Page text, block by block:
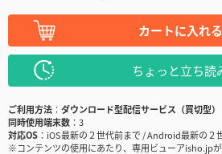
カートに入れる
ちょっと立ち読
ご利用方法
ダウンロード型配信サービス（買切型）
同時使用端末数
3
対応OS
iOS最新の２世代前まで / Android最新の２
※コンテンツの使用にあたり、専用ビューアisho.jp